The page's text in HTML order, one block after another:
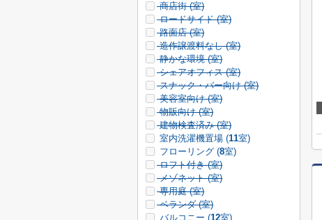
商店街 (室)
ロードサイド (室)
路面店 (室)
造作譲渡料なし (室)
静かな環境 (室)
シェアオフィス (室)
スナック・バー向け (室)
美容室向け (室)
物販向け (室)
建物検査済み (室)
室内洗濯機置場 (11室)
フローリング (8室)
ロフト付き (室)
メゾネット (室)
専用庭 (室)
ベランダ (室)
バルコニー (12室)